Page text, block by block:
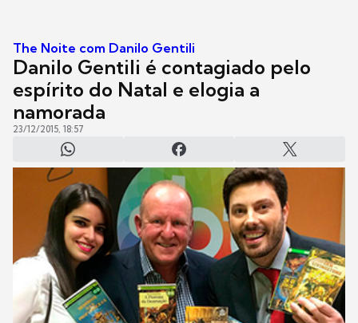
The Noite com Danilo Gentili
Danilo Gentili é contagiado pelo
espírito do Natal e elogia a
namorada
23/12/2015, 18:57